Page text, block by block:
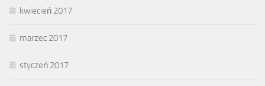
kwiecień 2017
marzec 2017
styczeń 2017